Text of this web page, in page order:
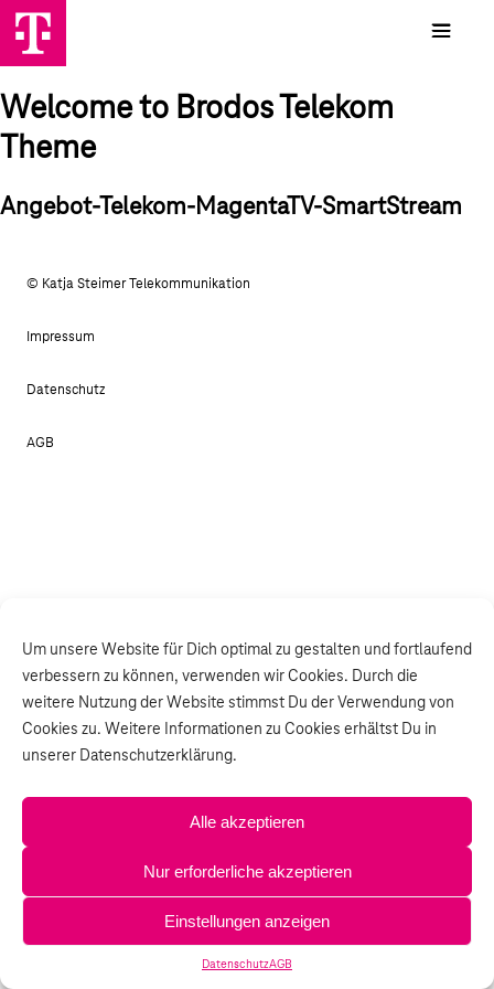
Um unsere Website für Dich optimal zu gestalten und fortlaufend
verbessern zu können, verwenden wir Cookies. Durch die
weitere Nutzung der Website stimmst Du der Verwendung von
Cookies zu. Weitere Informationen zu Cookies erhältst Du in
unserer Datenschutzerklärung.
Alle akzeptieren
Nur erforderliche akzeptieren
Einstellungen anzeigen
DatenschutzAGB
Welcome to Brodos Telekom
Theme
Angebot-Telekom-MagentaTV-SmartStream
© Katja Steimer Telekommunikation
Impressum
Datenschutz
AGB